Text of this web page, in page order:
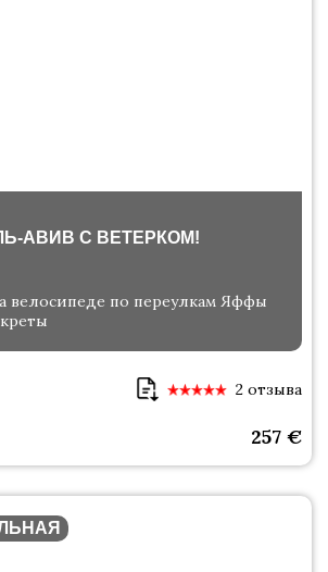
АВИВ С ВЕТЕРКОМ!
велосипеде по переулкам Яффы
2 отзыва
257 €